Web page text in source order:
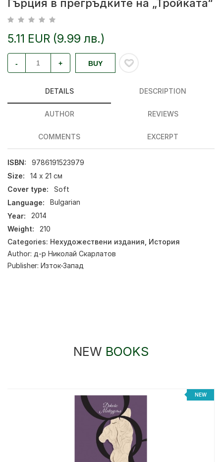
Гърция в прегръдките на „Тройката“
5.11 EUR (9.99 лв.)
- + BUY
DETAILS DESCRIPTION
AUTHOR REVIEWS
COMMENTS EXCERPT
ISBN:
9786191523979
Size:
14 х 21 см
Cover type:
Soft
Language:
Bulgarian
Year:
2014
Weight:
210
Categories: Нехудожествени издания История
Author: д-р Николай Скарлатов
Publisher: Изток-Запад
NEW BOOKS
NEW